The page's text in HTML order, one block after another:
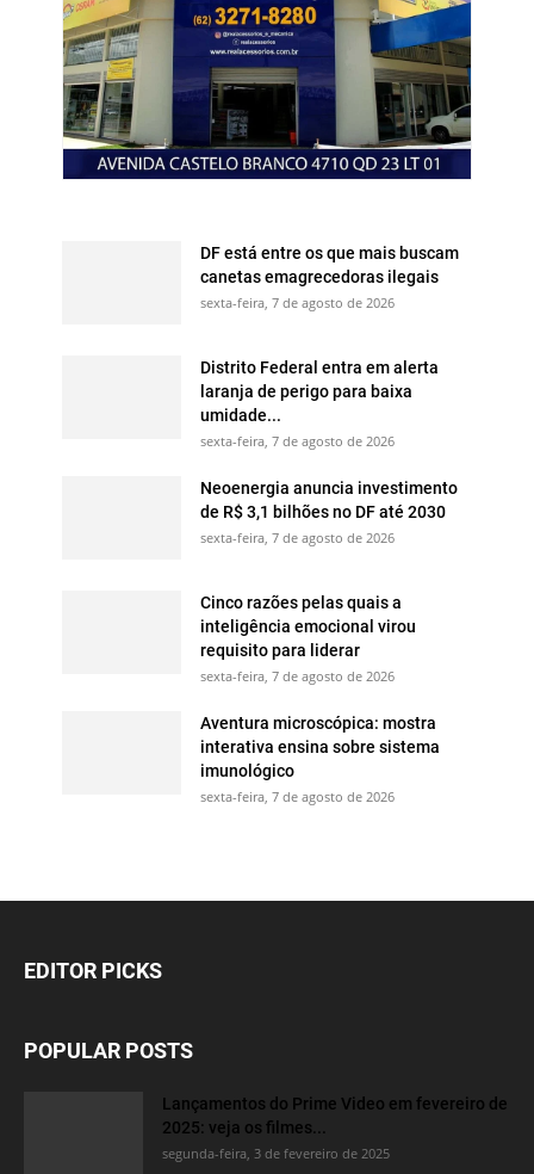
DF está entre os que mais buscam
canetas emagrecedoras ilegais
sexta-feira, 7 de agosto de 2026
Distrito Federal entra em alerta
laranja de perigo para baixa
umidade...
sexta-feira, 7 de agosto de 2026
Neoenergia anuncia investimento
de R$ 3,1 bilhões no DF até 2030
sexta-feira, 7 de agosto de 2026
Cinco razões pelas quais a
inteligência emocional virou
requisito para liderar
sexta-feira, 7 de agosto de 2026
Aventura microscópica: mostra
interativa ensina sobre sistema
imunológico
sexta-feira, 7 de agosto de 2026
EDITOR PICKS
POPULAR POSTS
Lançamentos do Prime Video em fevereiro de
2025: veja os filmes...
segunda-feira, 3 de fevereiro de 2025